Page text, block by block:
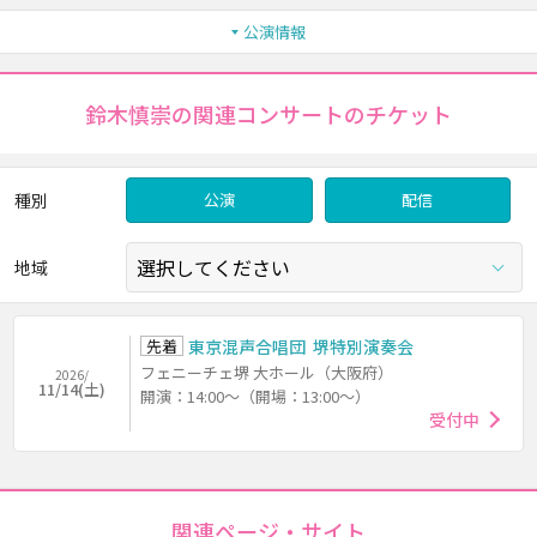
公演情報
鈴木慎崇の関連コンサートのチケット
種別 公演 配信
地域
2026/
11/14(土)
先着 東京混声合唱団 堺特別演奏会
フェニーチェ堺 大ホール（大阪府）
開演：14:00～（開場：13:00～）
受付中
関連ページ・サイト